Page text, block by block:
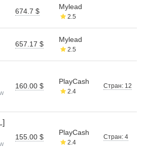
674.7 $
Mylead
2.5
657.17 $
Mylead
2.5
160.00 $
PlayCash
2.4
Стран: 12
155.00 $
PlayCash
2.4
Стран: 4